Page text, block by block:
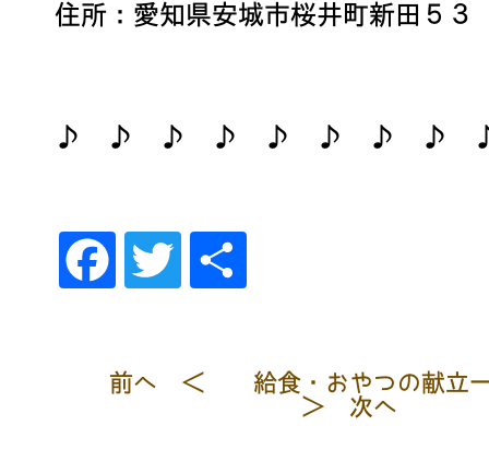
住所：愛知県安城市桜井町新田５３
♪ ♪ ♪ ♪ ♪ ♪ ♪ ♪
Fac
ok
Twi
r
前へ ＜
給食・おやつの献立
＞ 次へ